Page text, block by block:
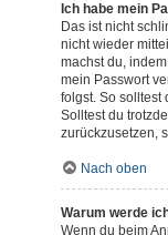
Ich habe mein
Das ist nicht
nicht wieder
machst du,
mein Passwort
folgst. So solltest
Solltest du
zurückzusetzen,
Nach oben
Warum werde
Wenn du beim